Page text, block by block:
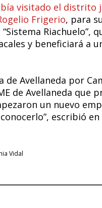
visitado el distrito
Frigerio, para
Riachuelo”,
y beneficiará a
de Avellaneda por
de Avellaneda que
un nuevo
escribió
Vidal